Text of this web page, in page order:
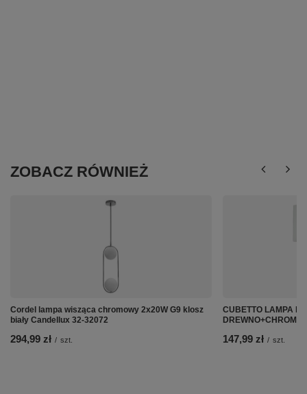
ZOBACZ RÓWNIEŻ
Cordel lampa wisząca chromowy 2x20W G9 klosz
biały Candellux 32-32072
294,99 zł / szt.
CUBETTO LAMPA
DREWNO+CHROM
147,99 zł / szt.